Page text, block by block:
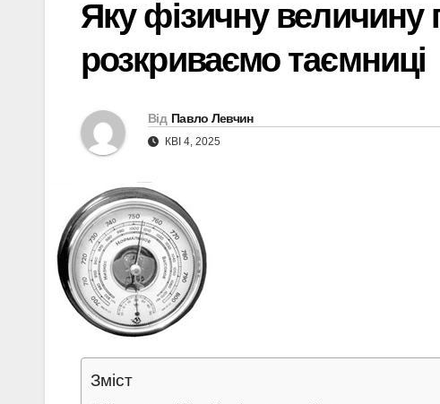
Яку фізичну
розкриваємо таємниці
Від Павло Левчин
КВІ 4, 2025
Зміст